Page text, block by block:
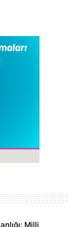
Milli